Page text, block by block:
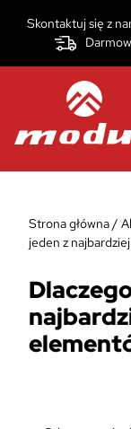
Skontaktuj się z
Strona główna/
jeden z